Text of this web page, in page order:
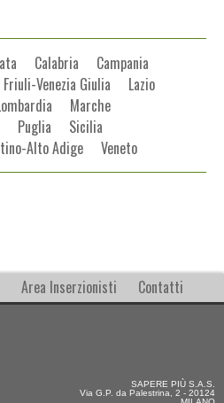
Calabria
Campania
Friuli-Venezia Giulia
Lazio
Marche
Puglia
Sicilia
Alto Adige Veneto
Area Inserzionisti Contatti
SAPERE PIÙ S.A.S.
Via G.P. da Palestrina, 2 - 20124